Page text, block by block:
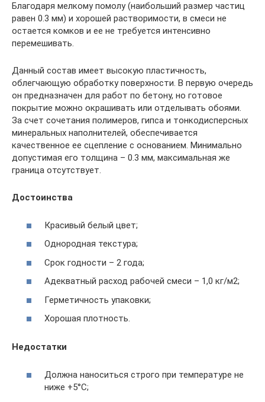
Благодаря мелкому помолу (наибольший размер частиц
равен 0.3 мм) и хорошей растворимости, в смеси не
остается комков и ее не требуется интенсивно
перемешивать.
Данный состав имеет высокую пластичность,
облегчающую обработку поверхности. В первую очередь
он предназначен для работ по бетону, но готовое
покрытие можно окрашивать или отделывать обоями.
За счет сочетания полимеров, гипса и тонкодисперсных
минеральных наполнителей, обеспечивается
качественное ее сцепление с основанием. Минимально
допустимая его толщина – 0.3 мм, максимальная же
граница отсутствует.
Достоинства
Красивый белый цвет;
Однородная текстура;
Срок годности – 2 года;
Адекватный расход рабочей смеси – 1,0 кг/м2;
Герметичность упаковки;
Хорошая плотность.
Недостатки
Должна наноситься строго при температуре не
ниже +5°C;